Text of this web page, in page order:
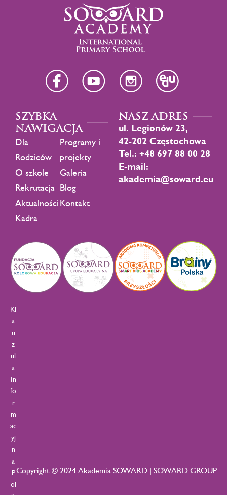
SZYBKA
NAWIGACJA
Dla
Rodziców
O szkole
Rekrutacja
Aktualności
Kadra
Programy i
projekty
Galeria
Blog
Kontakt
NASZ ADRES
ul. Legionów 23,
42-202 Częstochowa
Tel.: +48 697 88 00 28
E-mail:
akademia@soward.eu
Copyright © 2024 Akademia SOWARD | SOWARD GROUP
Kl
a
u
z
ul
a
In
fo
r
m
ac
yj
n
a
P
ol